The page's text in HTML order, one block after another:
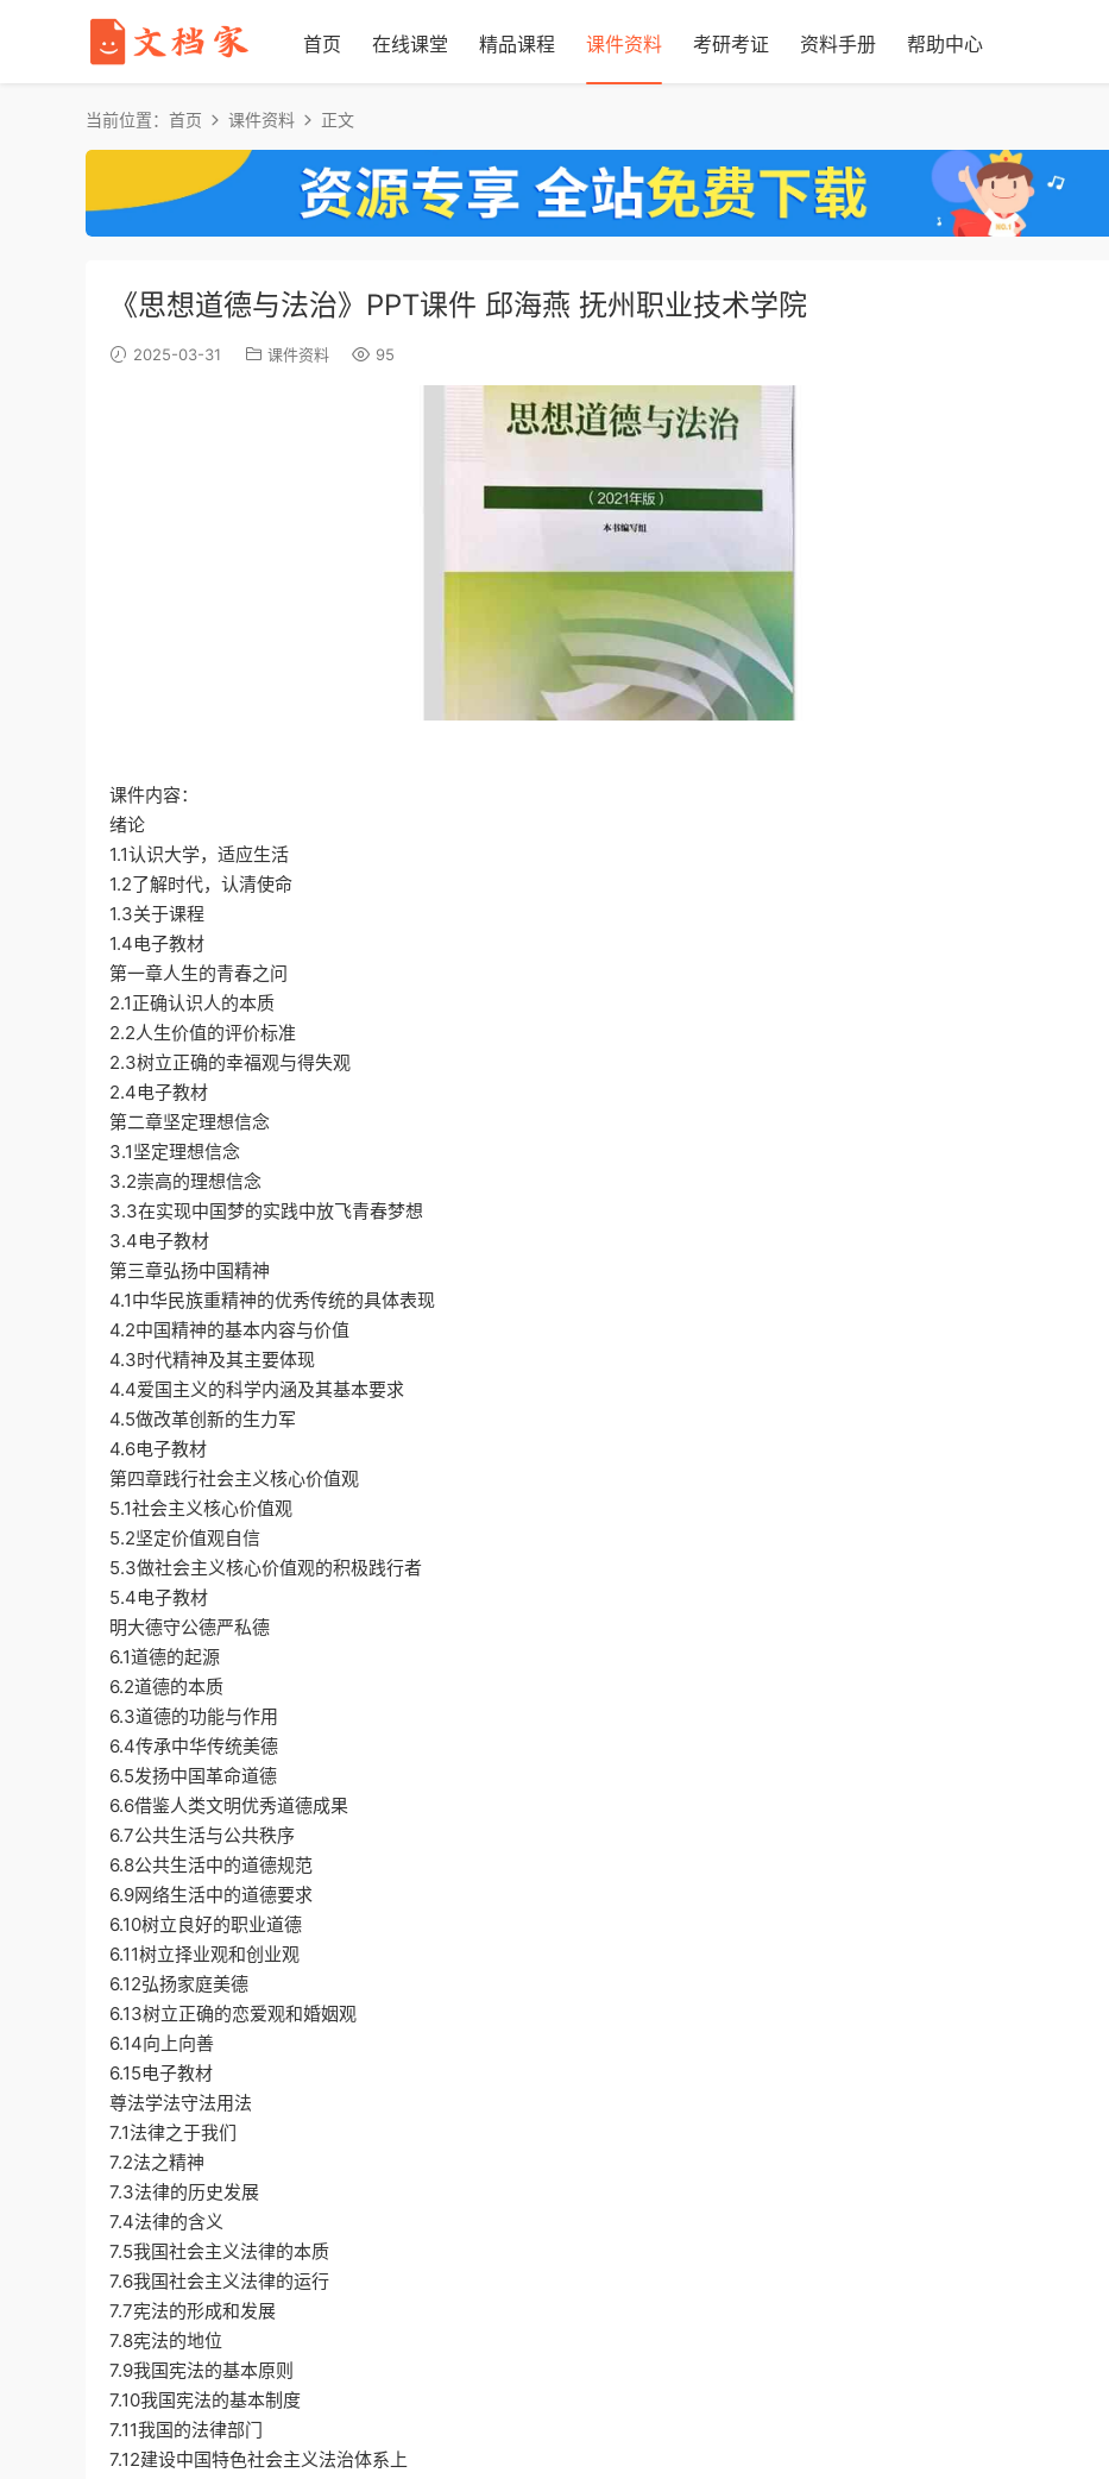
首页 在线课堂 精品课程 课件资料 考研考证 资料手册 帮助中心
当前位置： 首页 课件资料 正文
《思想道德与法治》PPT课件 邱海燕 抚州职业技术学院
2025-03-31 课件资料 95
课件内容：
绪论
1.1认识大学，适应生活
1.2了解时代，认清使命
1.3关于课程
1.4电子教材
第一章人生的青春之问
2.1正确认识人的本质
2.2人生价值的评价标准
2.3树立正确的幸福观与得失观
2.4电子教材
第二章坚定理想信念
3.1坚定理想信念
3.2崇高的理想信念
3.3在实现中国梦的实践中放飞青春梦想
3.4电子教材
第三章弘扬中国精神
4.1中华民族重精神的优秀传统的具体表现
4.2中国精神的基本内容与价值
4.3时代精神及其主要体现
4.4爱国主义的科学内涵及其基本要求
4.5做改革创新的生力军
4.6电子教材
第四章践行社会主义核心价值观
5.1社会主义核心价值观
5.2坚定价值观自信
5.3做社会主义核心价值观的积极践行者
5.4电子教材
明大德守公德严私德
6.1道德的起源
6.2道德的本质
6.3道德的功能与作用
6.4传承中华传统美德
6.5发扬中国革命道德
6.6借鉴人类文明优秀道德成果
6.7公共生活与公共秩序
6.8公共生活中的道德规范
6.9网络生活中的道德要求
6.10树立良好的职业道德
6.11树立择业观和创业观
6.12弘扬家庭美德
6.13树立正确的恋爱观和婚姻观
6.14向上向善
6.15电子教材
尊法学法守法用法
7.1法律之于我们
7.2法之精神
7.3法律的历史发展
7.4法律的含义
7.5我国社会主义法律的本质
7.6我国社会主义法律的运行
7.7宪法的形成和发展
7.8宪法的地位
7.9我国宪法的基本原则
7.10我国宪法的基本制度
7.11我国的法律部门
7.12建设中国特色社会主义法治体系上